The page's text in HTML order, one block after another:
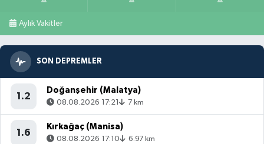
Aylık Vakitler
SON DEPREMLER
1.2
Doğanşehir (Malatya)
08.08.2026 17:21 7 km
1.6
Kırkağaç (Manisa)
08.08.2026 17:10 6.97 km